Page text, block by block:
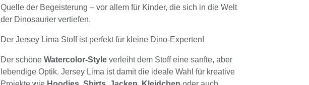
vor allem für Kinder, die sich in die Welt der Dinosaurier vertiefen.
Optik. Jersey Lima ist damit die ideale Wahl für kreative Projekte wieHoodies,
Shirts, Jacken, Kleidchenoder auchInnenfutterfür Walkoveralls und